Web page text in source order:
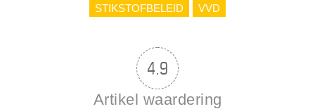
STIKSTOFBELEID
VVD
4.9
Artikel waardering